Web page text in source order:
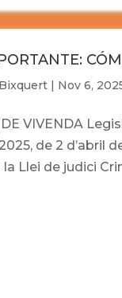
| Nov 6,
DE VIVENDA
de 2 d’abril
Llei de judici